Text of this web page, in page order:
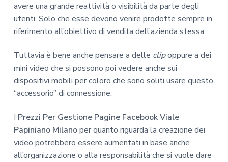
avere una grande reattività o visibilità da parte degli
utenti. Solo che esse devono venire prodotte sempre in
riferimento all’obiettivo di vendita dell’azienda stessa.
Tuttavia è bene anche pensare a delle clipoppure a dei
mini video che si possono poi vedere anche sui
dispositivi mobili per coloro che sono soliti usare questo
“accessorio” di connessione.
I Prezzi Per Gestione Pagine Facebook Viale
Papiniano Milanoper quanto riguarda la creazione dei
video potrebbero essere aumentati in base anche
all’organizzazione o alla responsabilità che si vuole dare